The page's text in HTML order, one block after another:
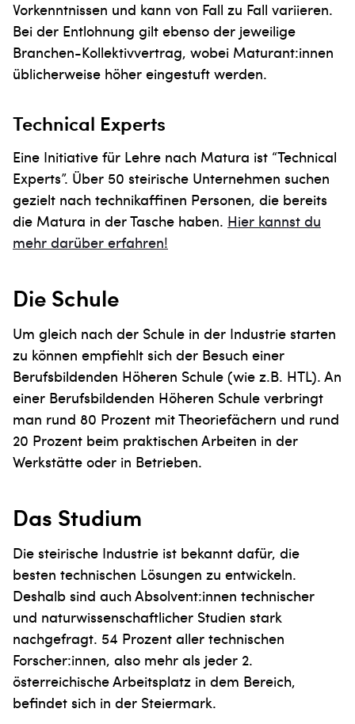
Vorkenntnissen und kann von Fall zu Fall variieren.
Bei der Entlohnung gilt ebenso der jeweilige
Branchen-Kollektivvertrag, wobei Maturant:innen
üblicherweise höher eingestuft werden.
Technical Experts
Eine Initiative für Lehre nach Matura ist “Technical
Experts”. Über 50 steirische Unternehmen suchen
gezielt nach technikaffinen Personen, die bereits
die Matura in der Tasche haben. Hier kannst du
mehr darüber erfahren!
Die Schule
Um gleich nach der Schule in der Industrie starten
zu können empfiehlt sich der Besuch einer
Berufsbildenden Höheren Schule (wie z.B. HTL). An
einer Berufsbildenden Höheren Schule verbringt
man rund 80 Prozent mit Theoriefächern und rund
20 Prozent beim praktischen Arbeiten in der
Werkstätte oder in Betrieben.
Das Studium
Die steirische Industrie ist bekannt dafür, die
besten technischen Lösungen zu entwickeln.
Deshalb sind auch Absolvent:innen technischer
und naturwissenschaftlicher Studien stark
nachgefragt. 54 Prozent aller technischen
Forscher:innen, also mehr als jeder 2.
österreichische Arbeitsplatz in dem Bereich,
befindet sich in der Steiermark.